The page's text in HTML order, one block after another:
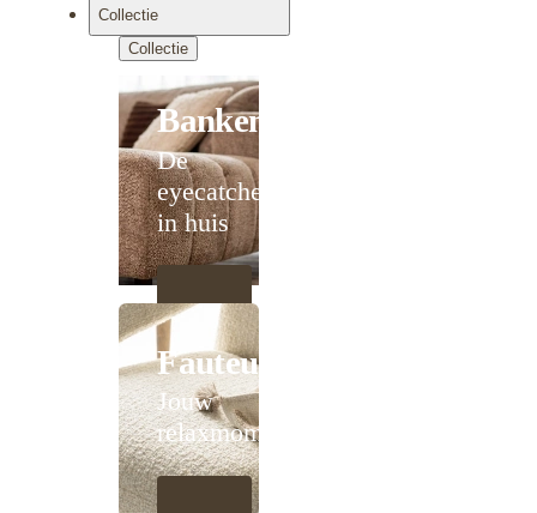
Collectie
Collectie
Banken
De
eyecatcher
in huis
Fauteuils
Jouw
relaxmoment